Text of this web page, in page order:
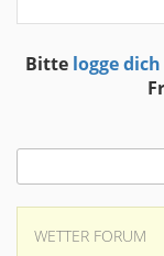
Bitte logge
WETTER FORUM